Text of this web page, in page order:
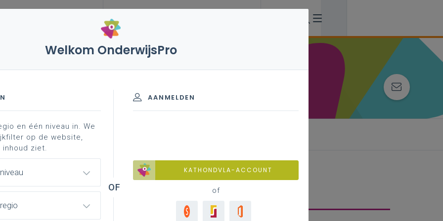
vakken en leerplannen 3de graad
achtergrond
afgewerkte versie van het leerplan
Welkom OnderwijsPro
AANMELDEN
KATHONDVLA-ACCOUNT
of
en één niveau in. We
op de website,
ziet.